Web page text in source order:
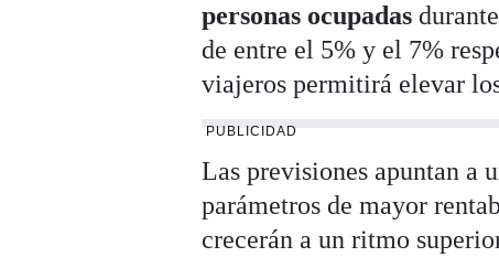
personas ocupadas
de entre el 5% y el 7%
viajeros permitirá elevar
PUBLICIDAD
Las previsiones apuntan a
parámetros de mayor
crecerán a un ritmo